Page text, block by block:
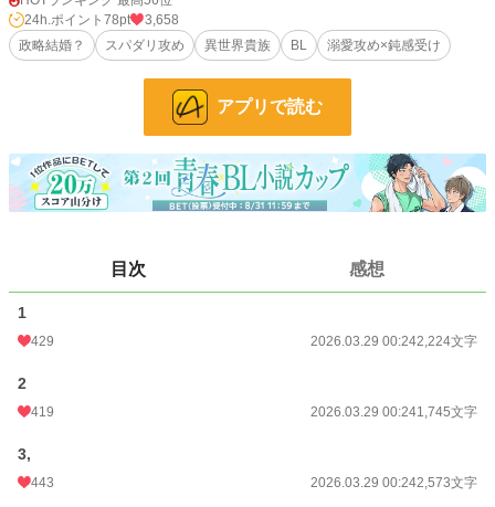
だった気ままな小侯国の次男だ。
この結婚は政治的なもので離婚するまではお互い自由にしていい。
少なくともアントンはそう思っていた。
13,256 位 / 228,959 件
お気に入り 269
17,169
初回公開日時
初回完結日時
週間ポイント
月間ポイント
24h.ポイント 78pt
3,658
政略結婚？
スパダリ攻め 異世界貴族 BL 溺愛攻め×鈍感受け
アプリで読む
目次 感想
1
429 2026.03.29 00:242,224文字
2
419 2026.03.29 00:241,745文字
3,
443 2026.03.29 00:242,573文字